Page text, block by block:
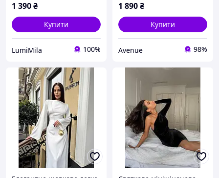
1 390₴
Купити
LumiMila 100%
1 890₴
Купити
Avenue 98%